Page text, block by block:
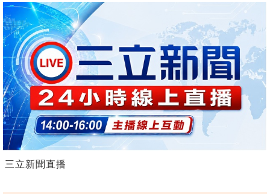
三立新聞直播